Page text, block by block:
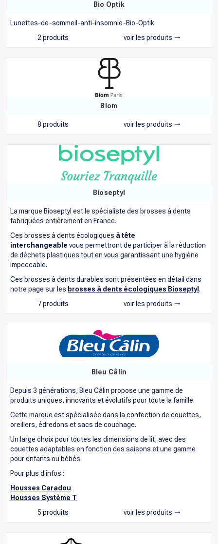
Bio Optik
Lunettes-de-sommeil-anti-insomnie-Bio-Optik
2 produits
voir les produits trending_flat
Biom
8 produits voir les produits trending_flat
Bioseptyl
La marque Bioseptyl est le spécialiste des brosses à dents
fabriquées entièrement en France.
Ces brosses à dents écologiques à tête
interchangeable vous permettront de participer à la réduction
de déchets plastiques tout en vous garantissant une hygiène
impeccable.
Ces brosses à dents durables sont présentées en détail dans
notre page sur les brosses à dents écologiques Bioseptyl .
7 produits
voir les produits trending_flat
Bleu Câlin
Depuis 3 générations, Bleu Câlin propose une gamme de
produits uniques, innovants et évolutifs pour toute la famille.
Cette marque est spécialisée dans la confection de couettes,
oreillers, édredons et sacs de couchage.
Un large choix pour toutes les dimensions de lit, avec des
couettes adaptables en fonction des saisons et une gamme
pour enfants ou bébés.
Pour plus d'infos :
Housses Caradou
Housses Système T
5 produits
voir les produits trending_flat